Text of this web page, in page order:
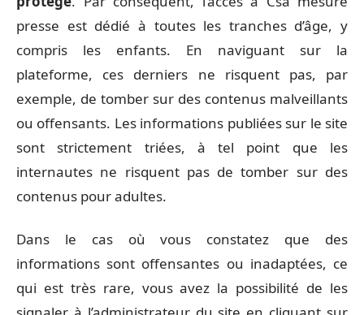
presse est dédié à toutes les tranches d’âge, y
compris les enfants. En naviguant sur la
plateforme, ces derniers ne risquent pas, par
exemple, de tomber sur des contenus malveillants
ou offensants. Les informations publiées sur le site
sont strictement triées, à tel point que les
internautes ne risquent pas de tomber sur des
contenus pour adultes.
Dans le cas où vous constatez que des
informations sont offensantes ou inadaptées, ce
qui est très rare, vous avez la possibilité de les